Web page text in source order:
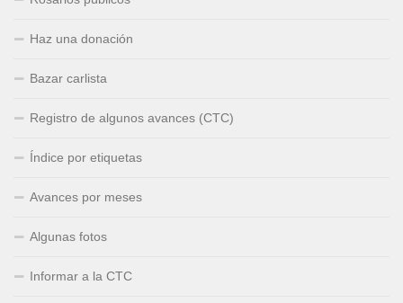
Haz una donación
Bazar carlista
Registro de algunos avances (CTC)
Índice por etiquetas
Avances por meses
Algunas fotos
Informar a la CTC